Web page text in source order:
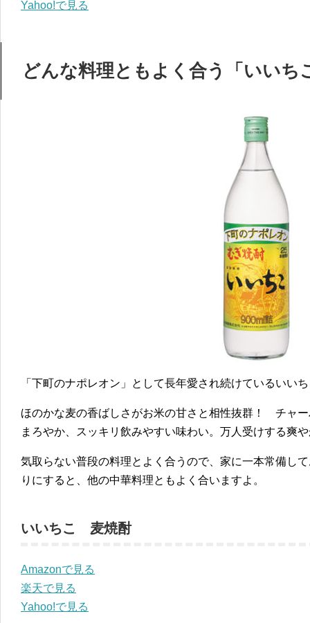
Yahoo!で見る
どんな料理ともよく合う「いい
「下町のナポレオン」として長年愛され続けているいい
ほのかな麦の香ばしさがお米の甘さと相性抜群！ チャ
まろやか、スッキリ飲みやすい味わい。万人受けする爽
気取らない普段の料理とよく合うので、家に一本常備し
りにすると、他の中華料理ともよく合いますよ。
いいちこ 麦焼酎
Amazonで見る
楽天で見る
Yahoo!で見る